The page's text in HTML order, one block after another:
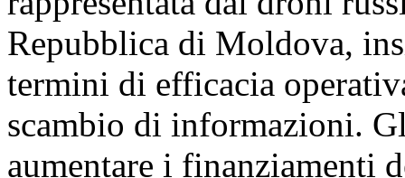
Repubblica di Moldova,
termini di efficacia
scambio di informazioni.
aumentare i finanziamenti